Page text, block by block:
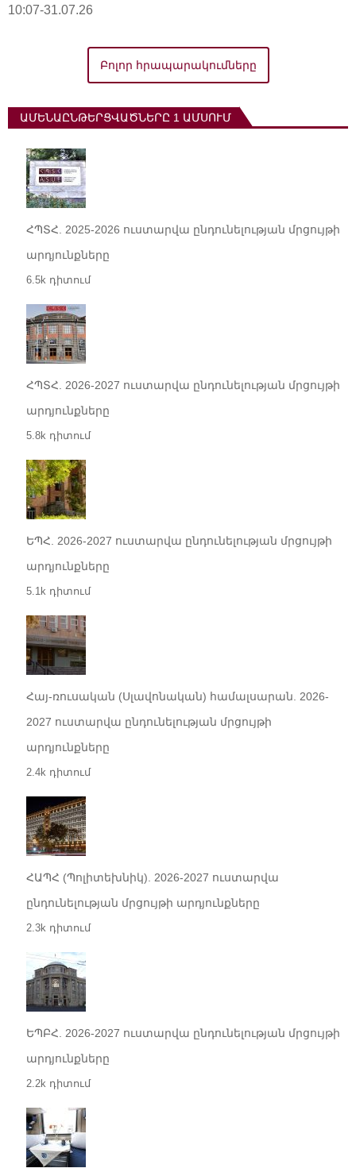
10:07-31.07.26
Բոլոր հրապարակումները
ԱՄԵՆԱԸՆԹԵՐՑՎԱԾՆԵՐԸ 1 ԱՄՍՈՒՄ
ՀՊՏՀ. 2025-2026 ուստարվա ընդունելության մրցույթի
արդյունքները
6.5k դիտում
ՀՊՏՀ. 2026-2027 ուստարվա ընդունելության մրցույթի
արդյունքները
5.8k դիտում
ԵՊՀ. 2026-2027 ուստարվա ընդունելության մրցույթի
արդյունքները
5.1k դիտում
Հայ-ռուսական (Սլավոնական) համալսարան. 2026-
2027 ուստարվա ընդունելության մրցույթի
արդյունքները
2.4k դիտում
ՀԱՊՀ (Պոլիտեխնիկ). 2026-2027 ուստարվա
ընդունելության մրցույթի արդյունքները
2.3k դիտում
ԵՊԲՀ. 2026-2027 ուստարվա ընդունելության մրցույթի
արդյունքները
2.2k դիտում